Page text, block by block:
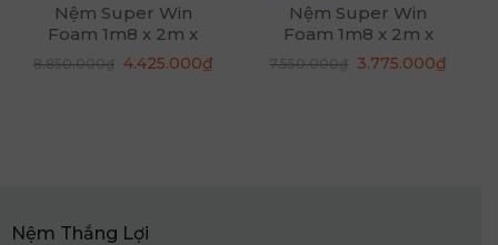
Nệm Super Win
Foam 1m8 x 2m x
20cm
8.850.000₫ Giá
4.425.000₫Giá
Nệm Super Win
Foam 1m8 x 2m x
15cm
7.550.000₫ Giá
3.775.000₫
Nệm Thắng Lợi